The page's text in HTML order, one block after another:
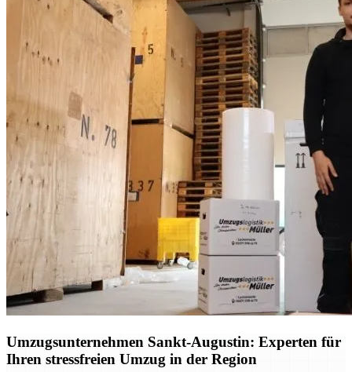
Umzugsunternehmen Sankt-Augustin: Experten für
Ihren stressfreien Umzug in der Region